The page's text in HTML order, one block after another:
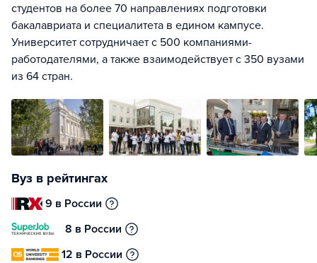
студентов на более 70 направлениях подготовки
бакалавриата и специалитета в едином кампусе.
Университет сотрудничает с 500 компаниями-
работодателями, а также взаимодействует с 350 вузами
из 64 стран.
Вуз в рейтингах
9 в России
8 в России
12 в России